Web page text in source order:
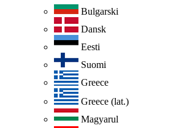
Bulgarski
Dansk
Eesti
Suomi
Greece
Greece (lat.)
Magyarul